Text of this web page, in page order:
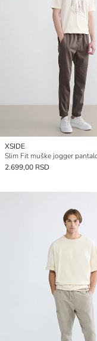
XSIDE
Slim Fit muške jogger
2.699,00 RSD